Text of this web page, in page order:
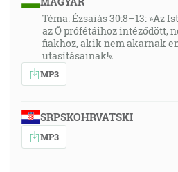
Téma: Ézsaiás 30:8–13: »Az
az Ő prófétáihoz intéződött,
fiakhoz, akik nem akarnak
utasításainak!«
MP3
SRPSKOHRVATSKI
MP3